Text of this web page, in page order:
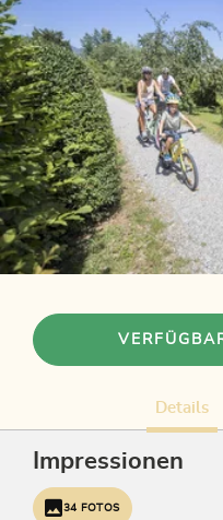
Details
Impressionen
34 FOTOS